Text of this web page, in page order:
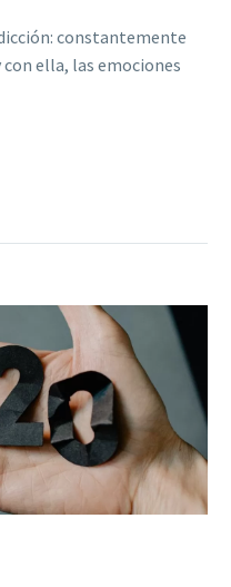
constantemente
ella, las emociones